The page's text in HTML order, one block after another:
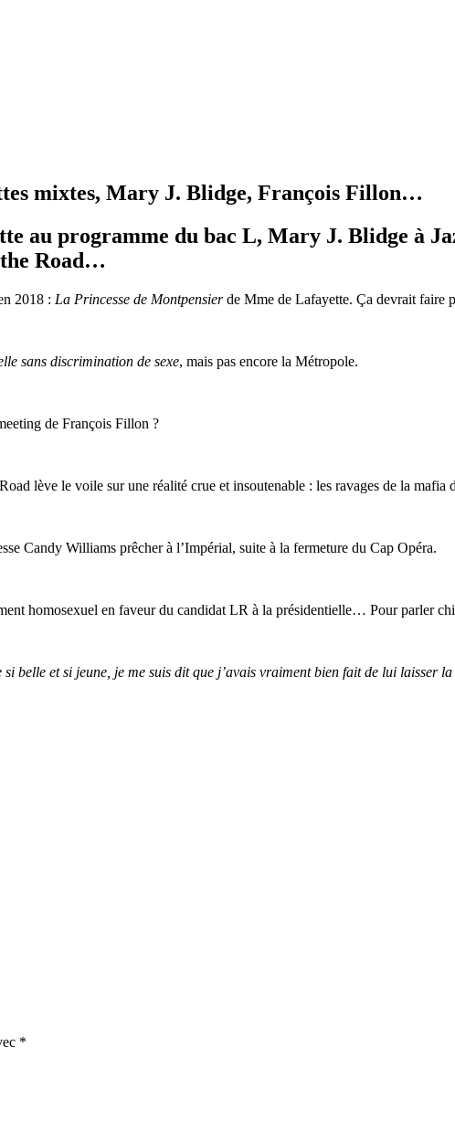
mixtes, Mary J. Blidge, François Fillon…
au programme du bac L, Mary J. Blidge à
the Road…
2018 : La Princesse de Montpensierde Mme de Lafayette. Ça devrait faire
sans discrimination de sexe, mais pas encore la Métropole.
de François Fillon ?
lève le voile sur une réalité crue et insoutenable : les ravages de la mafia
Candy Williams prêcher à l’Impérial, suite à la fermeture du Cap Opéra.
homosexuel en faveur du candidat LR à la présidentielle… Pour parler
si belle et si jeune, je me suis dit que j’avais vraiment bien fait de lui laisser
*